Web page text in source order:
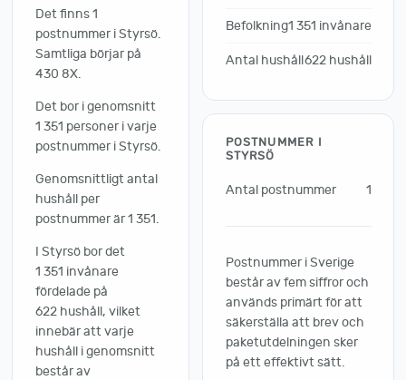
Det finns 1
postnummer i Styrsö.
Samtliga börjar på
430 8X.
Det bor i genomsnitt
1 351 personer i varje
postnummer i Styrsö.
Genomsnittligt antal
hushåll per
postnummer är 1 351.
I Styrsö bor det
1 351 invånare
fördelade på
622 hushåll, vilket
innebär att varje
hushåll i genomsnitt
består av
Befolkning1 351 invånare
Antal hushåll622 hushåll
POSTNUMMER I
STYRSÖ
Antal postnummer 1
Postnummer i Sverige
består av fem siffror och
används primärt för att
säkerställa att brev och
paketutdelningen sker
på ett effektivt sätt.